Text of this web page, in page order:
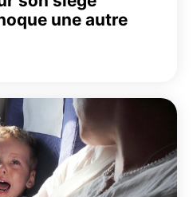
une autre